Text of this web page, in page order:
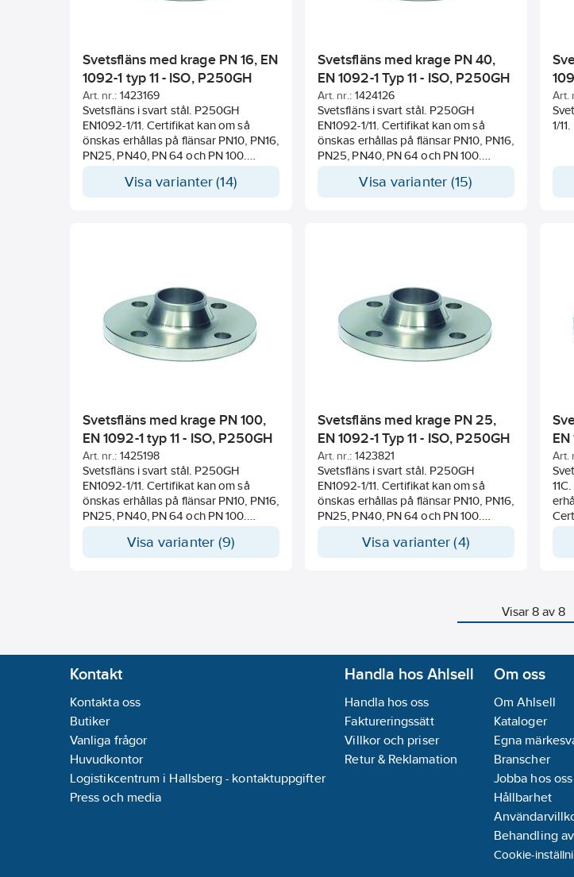
Svetsfläns med krage PN 16, EN
1092-1 typ 11 - ISO, P250GH
Art. nr.: 1423169
Svetsfläns i svart stål. P250GH
EN1092-1/11. Certifikat kan om så
önskas erhållas på flänsar PN10, PN16,
PN25, PN40, PN 64 och PN 100.
beställningstillfället! Mått i mm.
Visa varianter (14)
Svetsfläns med krage PN 40,
EN 1092-1 Typ 11 - ISO, P250GH
Art. nr.: 1424126
Svetsfläns i svart stål. P250GH
EN1092-1/11. Certifikat kan om så
önskas erhållas på flänsar PN10, PN16,
PN25, PN40, PN 64 och PN 100.
beställningstillfället! Mått i mm.
Visa varianter (15)
Art.
1/
Svetsfläns med krage PN 100,
EN 1092-1 typ 11 - ISO, P250GH
Art. nr.: 1425198
Svetsfläns i svart stål. P250GH
EN1092-1/11. Certifikat kan om så
önskas erhållas på flänsar PN10, PN16,
PN25, PN40, PN 64 och PN 100.
beställningstillfället! Mått i mm
Visa varianter (9)
Svetsfläns med krage PN 25,
EN 1092-1 Typ 11 - ISO, P250GH
Art. nr.: 1423821
Svetsfläns i svart stål. P250GH
EN1092-1/11. Certifikat kan om så
önskas erhållas på flänsar PN10, PN16,
PN25, PN40, PN 64 och PN 100.
beställningstillfället! Mått i mm.
Visa varianter (4)
EN
Art.
Visar 8 av 8
Kontakt
Kontakta oss
Butiker
Vanliga frågor
Huvudkontor
Logistikcentrum i Hallsberg - kontaktuppgifter
Press och media
Handla hos Ahlsell
Handla hos oss
Faktureringssätt
Villkor och priser
Retur & Reklamation
Om oss
Om Ahlsell
Kataloger
Egna
Branscher
Jobba hos oss
Hållbarhet
Behandling
Cookie-